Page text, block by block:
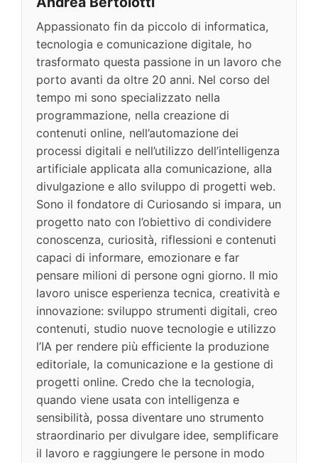
Appassionato fin da piccolo di informatica,
tecnologia e comunicazione digitale, ho
trasformato questa passione in un lavoro che
porto avanti da oltre 20 anni. Nel corso del
tempo mi sono specializzato nella
programmazione, nella creazione di
contenuti online, nell’automazione dei
processi digitali e nell’utilizzo dell’intelligenza
artificiale applicata alla comunicazione, alla
divulgazione e allo sviluppo di progetti web.
Sono il fondatore di Curiosando si impara, un
progetto nato con l’obiettivo di condividere
conoscenza, curiosità, riflessioni e contenuti
capaci di informare, emozionare e far
pensare milioni di persone ogni giorno. Il mio
lavoro unisce esperienza tecnica, creatività e
innovazione: sviluppo strumenti digitali, creo
contenuti, studio nuove tecnologie e utilizzo
l’IA per rendere più efficiente la produzione
editoriale, la comunicazione e la gestione di
progetti online. Credo che la tecnologia,
quando viene usata con intelligenza e
sensibilità, possa diventare uno strumento
straordinario per divulgare idee, semplificare
il lavoro e raggiungere le persone in modo